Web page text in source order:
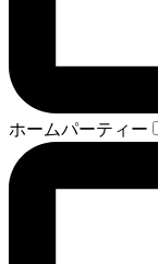
ホームパーティー